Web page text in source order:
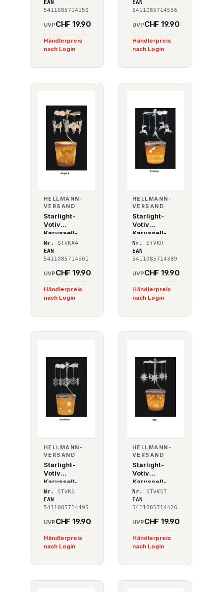
EAN
5411085714150
UVPCHF 19.90
Händlerpreis
nach Login
EAN
5411085714556
UVPCHF 19.90
Händlerpreis
nach Login
HELLMANN-
VERSAND
Starlight-
Votiv
Karussell-
Windlicht
Angel 4
Nr.
STVKA4
EAN
5411085714501
UVPCHF 19.90
Händlerpreis
nach Login
HELLMANN-
VERSAND
Starlight-
Votiv
Karussell-
Windlicht
Reindeer
Nr.
STVKR
EAN
5411085714389
UVPCHF 19.90
Händlerpreis
nach Login
HELLMANN-
VERSAND
Starlight-
Votiv
Karussell-
Windlicht
Snowflake
Nr.
STVKS
EAN
5411085714495
UVPCHF 19.90
Händlerpreis
nach Login
HELLMANN-
VERSAND
Starlight-
Votiv
Karussell-
Windlicht
Star 248
Nr.
STVKST
EAN
5411085714426
UVPCHF 19.90
Händlerpreis
nach Login